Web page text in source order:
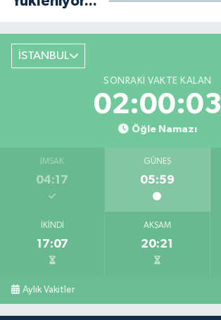
İSTANBUL
SONRAKI VAKTE KALAN
02:00:02
Öğle Namazı
İMSAK
04:17
GÜNEŞ
05:59
İKINDI
17:07
AKŞAM
20:21
Aylık Vakitler